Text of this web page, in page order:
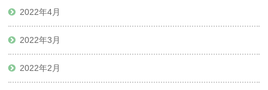
2022年4月
2022年3月
2022年2月